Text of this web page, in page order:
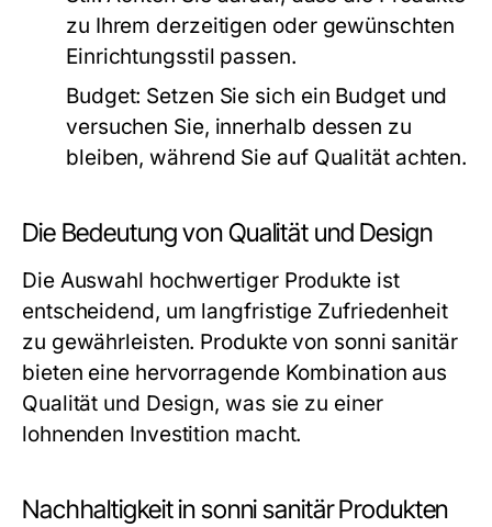
zu Ihrem derzeitigen oder gewünschten
Einrichtungsstil passen.
Budget: Setzen Sie sich ein Budget und
versuchen Sie, innerhalb dessen zu
bleiben, während Sie auf Qualität achten.
Die Bedeutung von Qualität und Design
Die Auswahl hochwertiger Produkte ist
entscheidend, um langfristige Zufriedenheit
zu gewährleisten. Produkte von sonni sanitär
bieten eine hervorragende Kombination aus
Qualität und Design, was sie zu einer
lohnenden Investition macht.
Nachhaltigkeit in sonni sanitär Produkten